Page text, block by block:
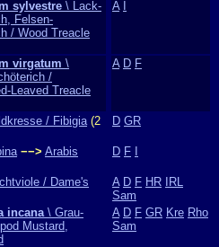
sylvestre \ Lack-
Felsen-
/ Wood Treacle
A
virgatum \
/
Leaved Treacle
A D F
/ Fibigia(2
D GR
−−> Arabis
D F
/ Dame's
A D F HR
IRL
Sam
incana\ Grau-
Mustard,
A D F GR Kre Rho
Sam